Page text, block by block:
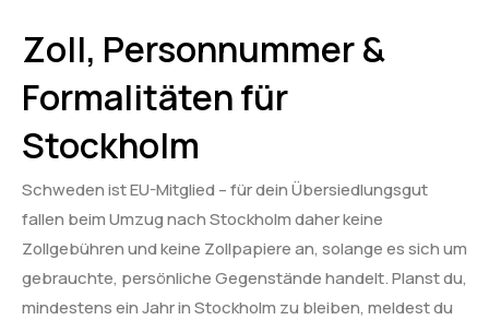
Zoll, Personnummer &
Formalitäten für
Stockholm
Schweden ist EU-Mitglied – für dein Übersiedlungsgut
fallen beim Umzug nach Stockholm daher keine
Zollgebühren und keine Zollpapiere an, solange es sich um
gebrauchte, persönliche Gegenstände handelt. Planst du,
mindestens ein Jahr in Stockholm zu bleiben, meldest du